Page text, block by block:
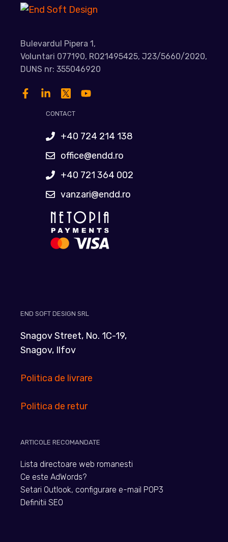
Bulevardul Pipera 1,
Voluntari 077190, RO21495425, J23/5660/2020,
DUNS nr: 355046920
CONTACT
+40 724 214 138
office@endd.ro
+40 721 364 002
vanzari@endd.ro
END SOFT DESIGN SRL
Snagov Street, No. 1C-19,
Snagov, Ilfov
Politica de livrare
Politica de retur
ARTICOLE RECOMANDATE
Lista directoare web romanesti
Ce este AdWords?
Setari Outlook, configurare e-mail POP3
Definitii SEO